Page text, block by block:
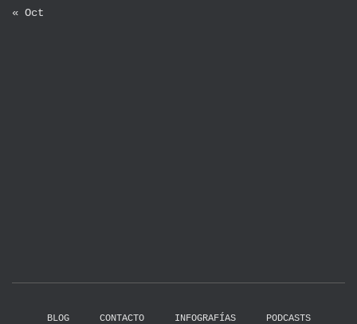
« Oct
BLOG CONTACTO INFOGRAFÍAS PODCASTS